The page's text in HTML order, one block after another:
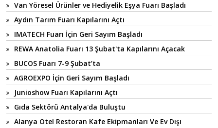
Van Yöresel Ürünler ve Hediyelik Eşya Fuarı Başladı
Aydın Tarım Fuarı Kapılarını Açtı
IMATECH Fuarı İçin Geri Sayım Başladı
REWA Anatolia Fuarı 13 Şubat'ta Kapılarını Açacak
BUCOS Fuarı 7-9 Şubat’ta
AGROEXPO İçin Geri Sayım Başladı
Junioshow Fuarı Kapılarını Açtı
Gıda Sektörü Antalya'da Buluştu
Alanya Otel Restoran Kafe Ekipmanları Ve Ev Dışı